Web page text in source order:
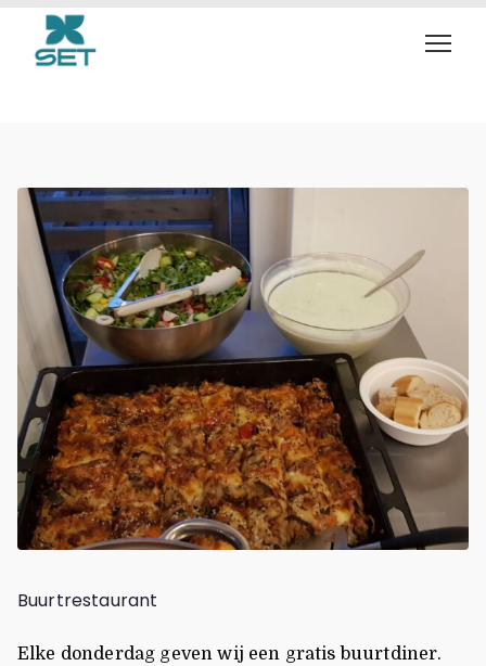
vegan
Buurtrestaurant
Elke donderdag geven wij een gratis buurtdiner.